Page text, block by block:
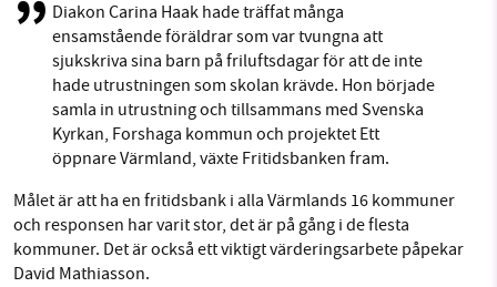
Diakon Carina Haak hade träffat många
ensamstående föräldrar som var tvungna att
sjukskriva sina barn på friluftsdagar för att de inte
hade utrustningen som skolan krävde. Hon började
samla in utrustning och tillsammans med Svenska
Kyrkan, Forshaga kommun och projektet Ett
öppnare Värmland, växte Fritidsbanken fram.
Målet är att ha en fritidsbank i alla Värmlands 16 kommuner
och responsen har varit stor, det är på gång i de flesta
kommuner. Det är också ett viktigt värderingsarbete påpekar
David Mathiasson.